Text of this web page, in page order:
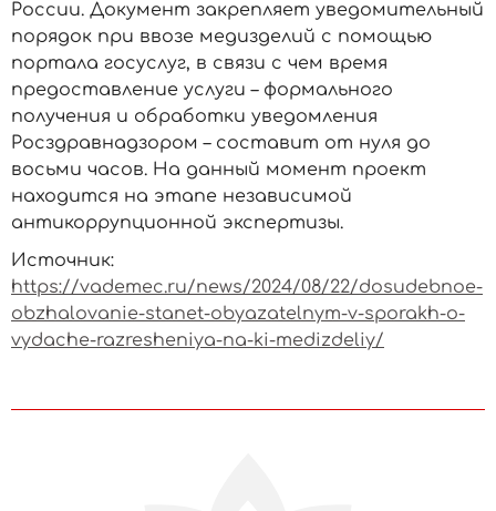
России. Документ закрепляет уведомительный
порядок при ввозе медизделий с помощью
портала госуслуг, в связи с чем время
предоставление услуги – формального
получения и обработки уведомления
Росздравнадзором – составит от нуля до
восьми часов. На данный момент проект
находится на этапе независимой
антикоррупционной экспертизы.
Источник:
https://vademec.ru/news/2024/08/22/dosudebnoe-
obzhalovanie-stanet-obyazatelnym-v-sporakh-o-
vydache-razresheniya-na-ki-medizdeliy/